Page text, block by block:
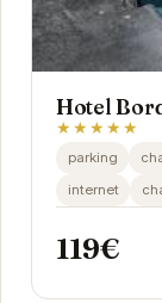
Hotel
★★★★★
parking
internet
119€